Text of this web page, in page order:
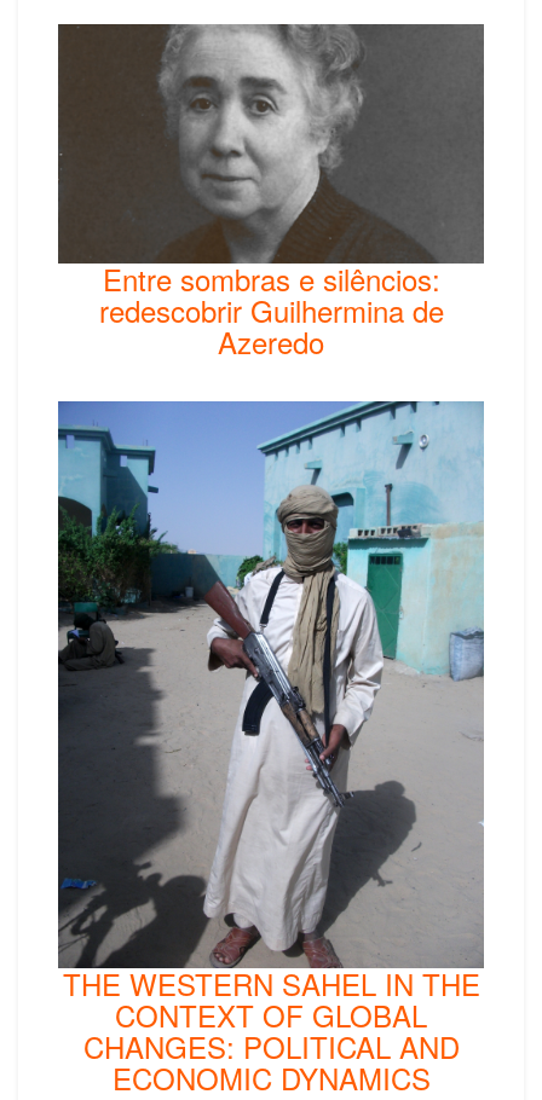
Entre sombras e silêncios:
redescobrir Guilhermina de
Azeredo
THE WESTERN SAHEL IN THE
CONTEXT OF GLOBAL
CHANGES: POLITICAL AND
ECONOMIC DYNAMICS